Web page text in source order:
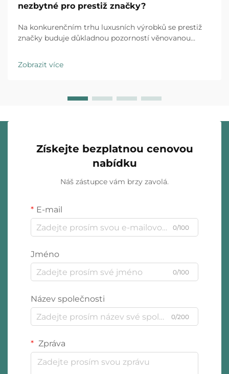
nezbytné pro prestiž značky?
Na konkurenčním trhu luxusních výrobků se prestiž
značky buduje důkladnou pozorností věnovanou
šperků představuje první fyzickou interakci mezi vaší
značkou a zákazníkem. Zážitek z rozbalení…
Zobrazit více
Získejte bezplatnou cenovou
nabídku
Náš zástupce vám brzy zavolá.
E-mail
0/100
Jméno
0/100
Název společnosti
0/200
Zpráva